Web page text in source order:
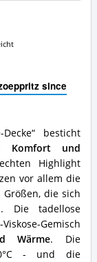
since
besticht
Komfort und
Highlight
vor allem die
die sich
Die tadellose
Gemisch
Wärme. Die
- und die